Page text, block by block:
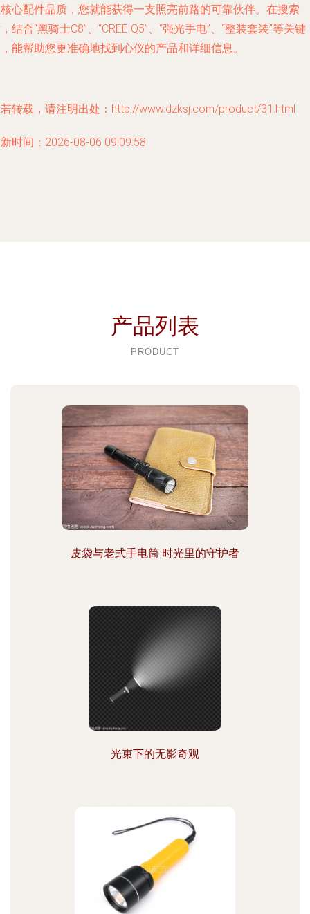
心配件品质，您就能获得一支照亮前路的可靠伙伴。在搜索
结合“黑骑士C8”、“CREE Q5”、“强光手电”、“整装套装”等关键
能帮助您更准确地找到心仪的产品和详细信息。
转载，请注明出处：http://www.dzksj.com/product/31.html
时间：2026-08-06 09:09:58
产品列表
PRODUCT
皮袋与老式手电筒 时光里的守护者
光束下的无影奇观